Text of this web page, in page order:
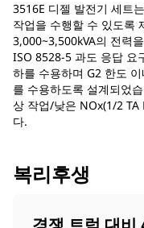
3516E 디젤 발전기 세트
작업을 수행할 수 있도록
3,000~3,500kVA의 전력
ISO 8528-5 과도 응답 요
하를 수용하며 G2 한도
를 수용하도록 설계되었
상 작업/낮은 NOx(1/2 TA
다.
복리후생